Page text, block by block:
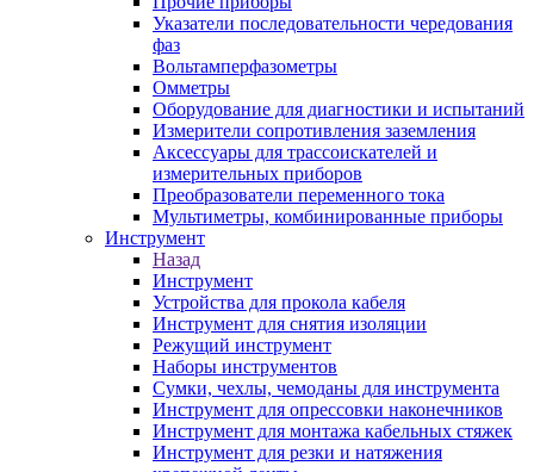
Указатели последовательности чередования
фаз
Вольтамперфазометры
Омметры
Оборудование для диагностики и испытаний
Измерители сопротивления заземления
Аксессуары для трассоискателей и
измерительных приборов
Преобразователи переменного тока
Мультиметры, комбинированные приборы
Инструмент
Назад
Инструмент
Устройства для прокола кабеля
Инструмент для снятия изоляции
Режущий инструмент
Наборы инструментов
Сумки, чехлы, чемоданы для инструмента
Инструмент для опрессовки наконечников
Инструмент для монтажа кабельных стяжек
Инструмент для резки и натяжения